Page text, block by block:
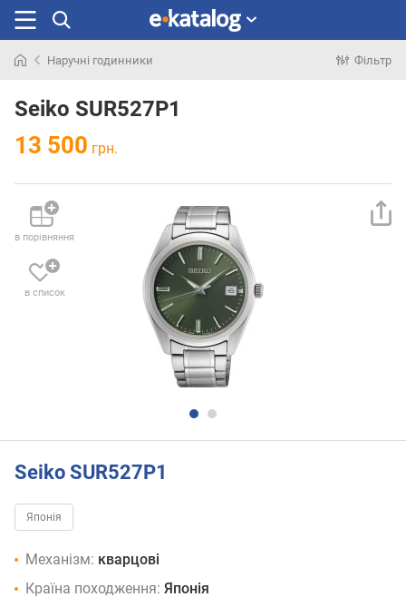
раніше
Наручні годинники Фільтр
Seiko SUR527P1
13 500 грн.
в порівняння
в список
Seiko SUR527P1
Японія
Механізм: кварцові
Країна походження: Японія